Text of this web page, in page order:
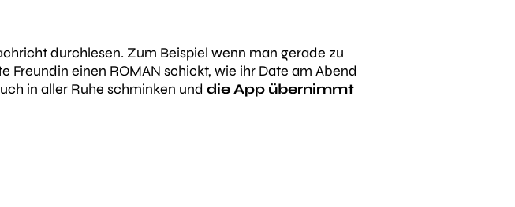
durchlesen. Zum Beispiel wenn man gerade zu
einen ROMAN schickt, wie ihr Date am Abend
in aller Ruhe schminken und die App übernimmt